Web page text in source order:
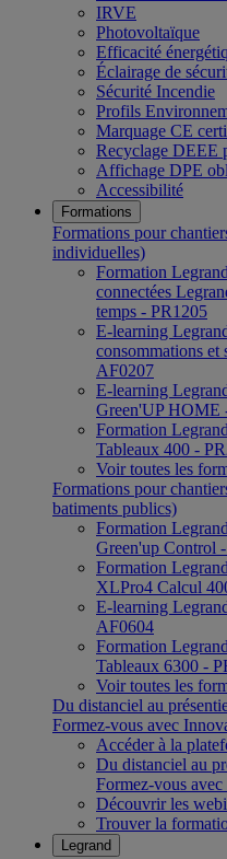
IRVE
Photovoltaïque
Efficacité
Éclairage de
Sécurité Incendie
Profils
Marquage CE
Recyclage DEEE
Affichage DPE
Accessibilité
Formations
Formations pour
individuelles)
Formation
connectées
temps - PR1205
E-learning
consommations et
AF0207
E-learning
Green'UP HOME
Formation
Tableaux 400 -
Voir toutes les
Formations pour
batiments publics)
Formation
Green'up Control
Formation
XLPro4 Calcul
E-learning
AF0604
Formation
Tableaux 6300 -
Voir toutes les
Du distanciel au
Formez-vous avec
Accéder à la
Du distanciel au
Formez-vous
Découvrir les
Trouver la
Legrand